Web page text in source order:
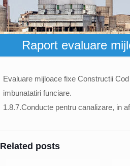
Raport evaluare
Evaluare mijloace fixe Constructii
imbunatatiri funciare.
1.8.7.Conducte pentru canalizare, in
Related posts